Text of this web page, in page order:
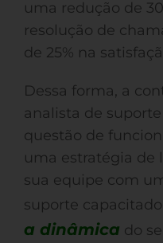
uma redução de
resolução de
de 25% na
Dessa forma, a
analista de
questão de
uma estratégia de
sua equipe com
suporte
a dinâmica do